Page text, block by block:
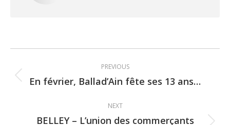
navigation
PREVIOUS
Previous
En février, Ballad’Ain fête ses 13 ans…
NEXT
BELLEY – L’union des commerçants